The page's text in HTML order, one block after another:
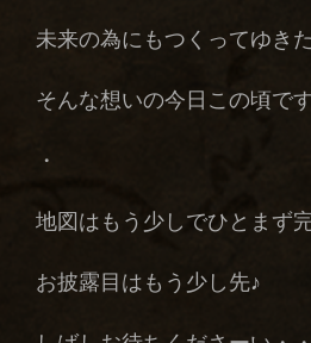
未来の為にもつくってゆき
そんな想いの今日この頃です
・
地図はもう少しでひとまず完
お披露目はもう少し先♪